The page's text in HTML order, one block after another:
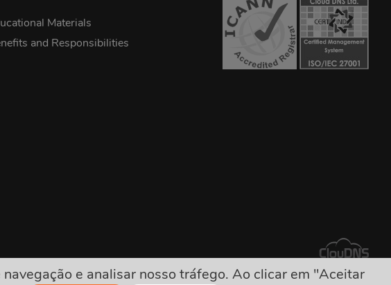
Materials
and Responsibilities
e analisar nosso tráfego. Ao clicar em "Aceitar